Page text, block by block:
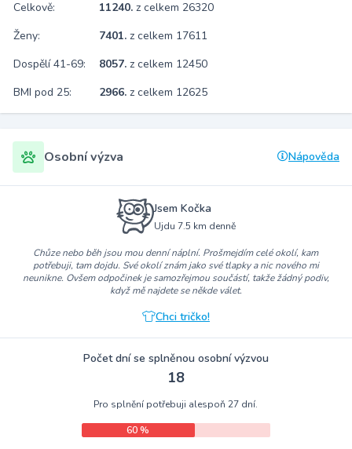
Celkově: 11240. z celkem 26320
Ženy:
7401. z celkem 17611
Dospělí 41-69:
8057. z celkem 12450
BMI pod 25:
2966. z celkem 12625
Osobní výzva Nápověda
Jsem Kočka
Ujdu 7.5 km denně
Chůze nebo běh jsou mou denní náplní. Prošmejdím celé okolí, kam
potřebuji, tam dojdu. Své okolí znám jako své tlapky a nic nového mi
neunikne. Ovšem odpočinek je samozřejmou součástí, takže žádný podiv,
když mě najdete se někde válet.
Chci tričko!
Počet dní se splněnou osobní výzvou
18
Pro splnění potřebuji alespoň 27 dní.
60 %